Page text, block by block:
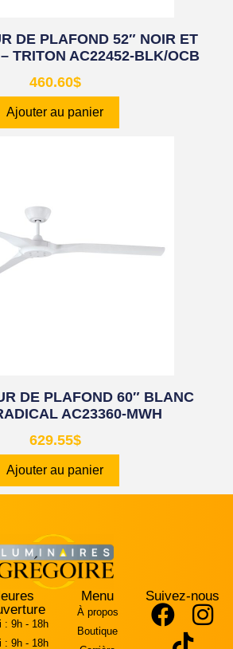
DE PLAFOND 52″ NOIR ET
TRITON AC22452-BLK/OCB
460.60$
Ajouter au panier
DE PLAFOND 60″ BLANC
AC23360-MWH
629.55$
Ajouter au panier
: 9h - 18h
: 9h - 18h
Menu
À propos
Boutique
Suivez-nous